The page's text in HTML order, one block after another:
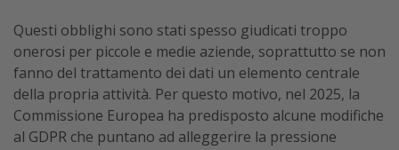
Questi obblighi sono stati spesso giudicati troppo
onerosi per piccole e medie aziende, soprattutto se non
fanno del trattamento dei dati un elemento centrale
della propria attività. Per questo motivo, nel 2025, la
Commissione Europea ha predisposto alcune modifiche
al GDPR che puntano ad alleggerire la pressione